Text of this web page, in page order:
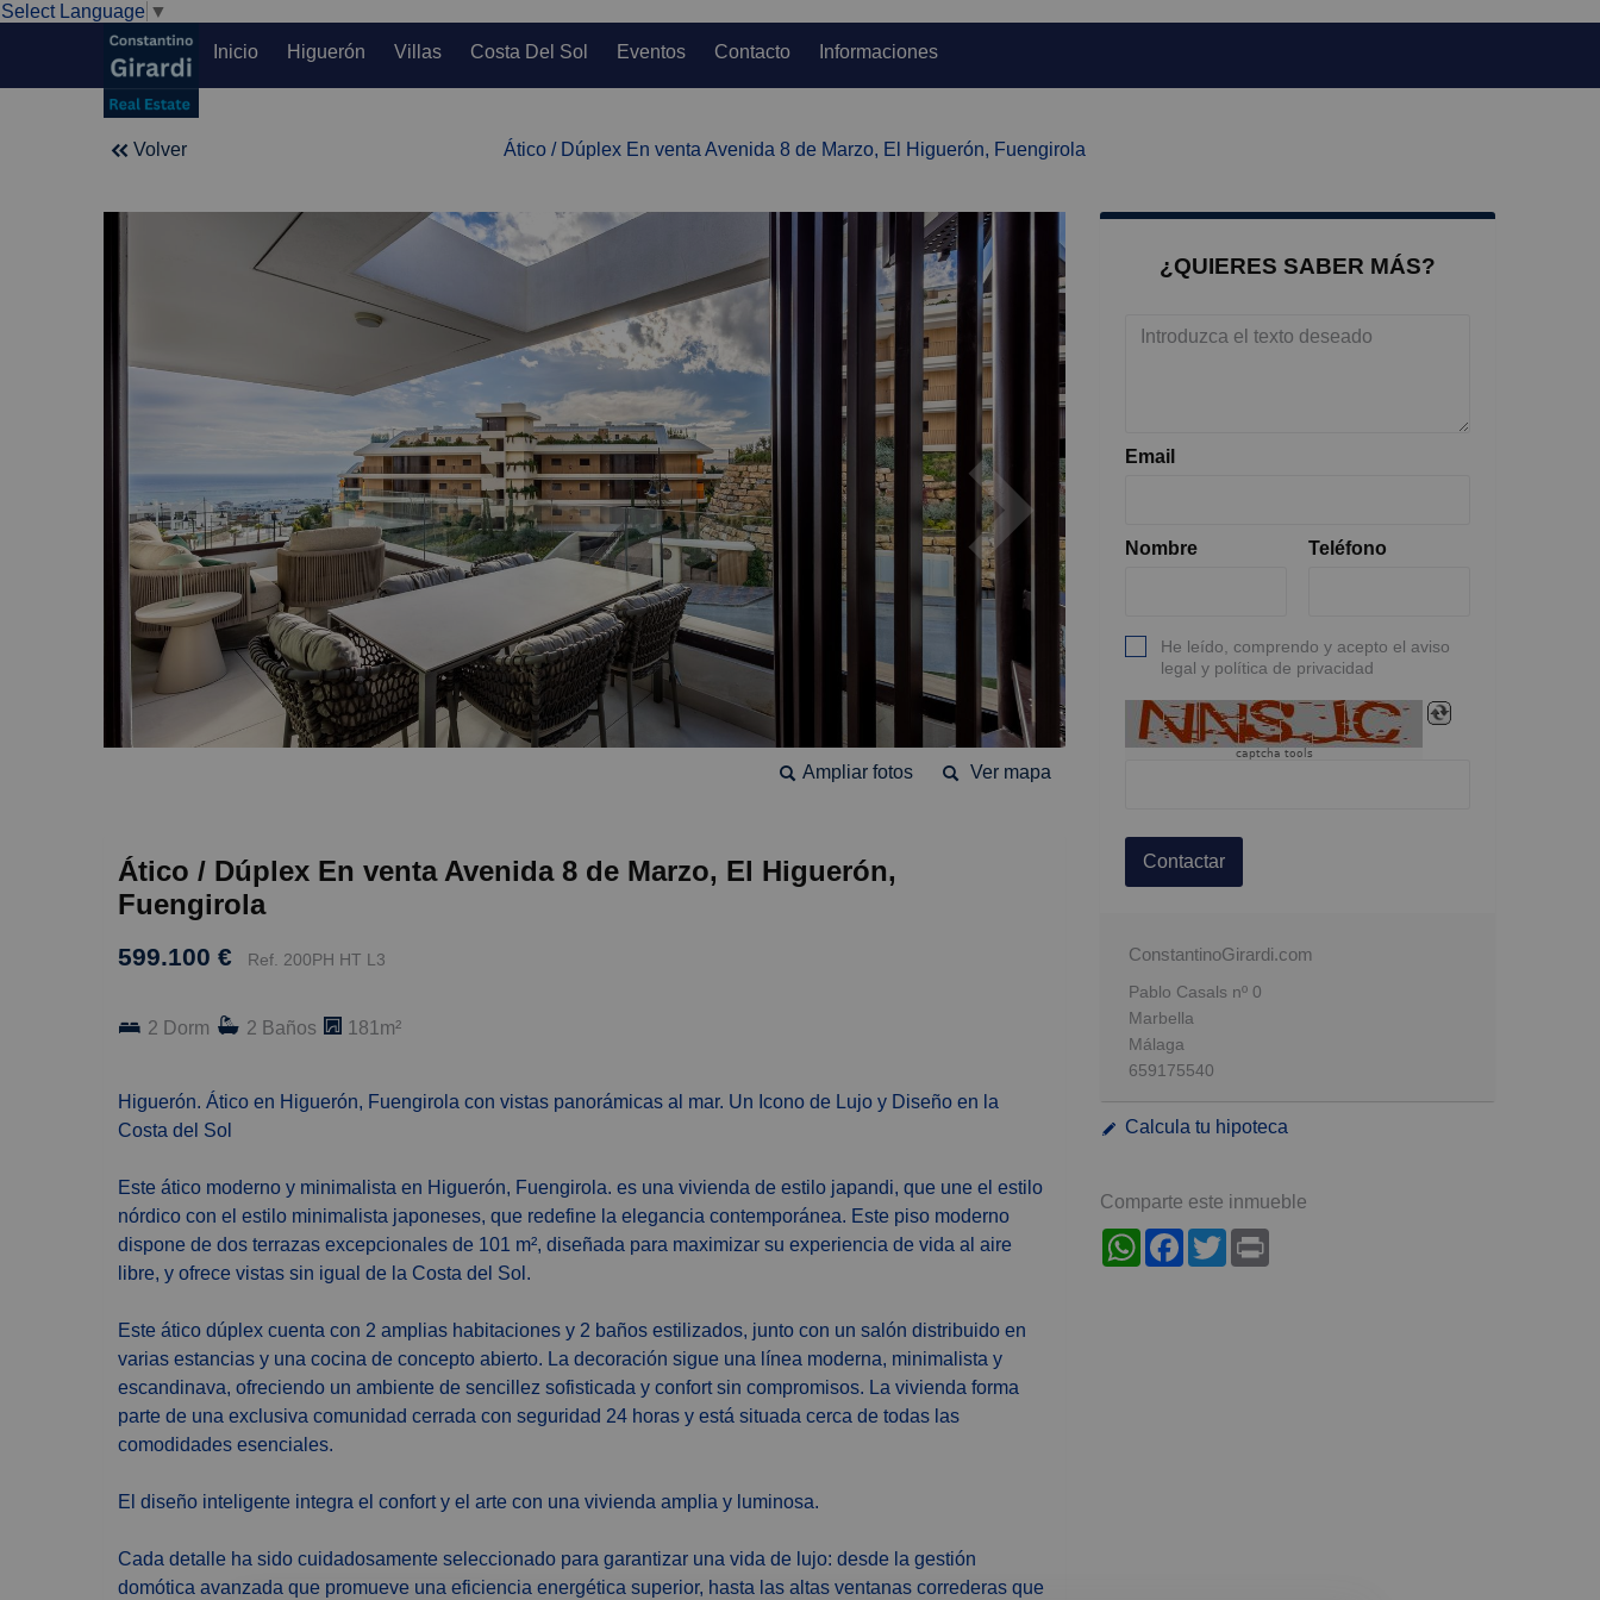
Select Language ▼
Inicio
Higuerón Villas Costa Del Sol Eventos Contacto Informaciones
Volver Ático / Dúplex En venta Avenida 8 de Marzo, El Higuerón, Fuengirola
Ver mapa
Ampliar fotos
Ático / Dúplex En venta Avenida 8 de Marzo, El Higuerón,
Fuengirola
599.100 € Ref. 200PH HT L3
2 Dorm 2 Baños 181m²
Higuerón. Ático en Higuerón, Fuengirola con vistas panorámicas al mar. Un Icono de Lujo y Diseño en la
Costa del Sol
Este ático moderno y minimalista en Higuerón, Fuengirola. es una vivienda de estilo japandi, que une el estilo
nórdico con el estilo minimalista japoneses, que redefine la elegancia contemporánea. Este piso moderno
dispone de dos terrazas excepcionales de 101 m², diseñada para maximizar su experiencia de vida al aire
libre, y ofrece vistas sin igual de la Costa del Sol.
Este ático dúplex cuenta con 2 amplias habitaciones y 2 baños estilizados, junto con un salón distribuido en
varias estancias y una cocina de concepto abierto. La decoración sigue una línea moderna, minimalista y
escandinava, ofreciendo un ambiente de sencillez sofisticada y confort sin compromisos. La vivienda forma
parte de una exclusiva comunidad cerrada con seguridad 24 horas y está situada cerca de todas las
comodidades esenciales.
El diseño inteligente integra el confort y el arte con una vivienda amplia y luminosa.
Cada detalle ha sido cuidadosamente seleccionado para garantizar una vida de lujo: desde la gestión
domótica avanzada que promueve una eficiencia energética superior, hasta las altas ventanas correderas que
¿QUIERES SABER MÁS?
Email
Nombre Teléfono
He leído, comprendo y acepto el aviso
legal y política de privacidad
captcha tools
Contactar
ConstantinoGirardi.com
Pablo Casals nº 0
Marbella
Málaga
659175540
Calcula tu hipoteca
Comparte este inmueble
WhatsAppFacebook
Twitter